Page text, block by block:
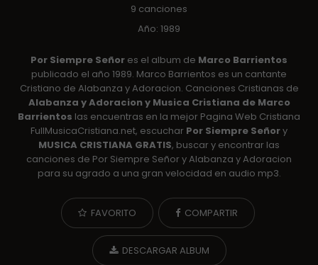
9 canciones
Año: 1989
Por Siempre Señor es el album de Marco Barrientos
publicado el año 1989. Marco Barrientos es un cantante
Cristiano de Alabanza y Adoracion. Canciones Cristianas de
Alabanza y Adoracion y Musica Cristiana de Marco
Barrientos las encuentras en la mejor Pagina Web Cristiana
FullMusicaCristiana.net, escuchar Por Siempre Señory
MUSICA CRISTIANA GRATIS, buscar y encontrar las
canciones de Por Siempre Señor y Alabanza y Adoracion
para su agrado a una gran velocidad en audio mp3.
FAVORITO COMPARTIR
DESCARGAR ALBUM